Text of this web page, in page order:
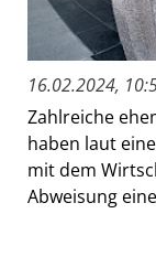
16.02.2024,
Zahlreiche
haben laut
mit dem
Abweisung